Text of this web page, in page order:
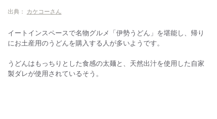
出典： カケコーさん
イートインスペースで名物グルメ「伊勢うどん」を堪能し、帰り
にお土産用のうどんを購入する人が多いようです。
うどんはもっちりとした食感の太麺と、天然出汁を使用した自家
製ダレが使用されているそう。